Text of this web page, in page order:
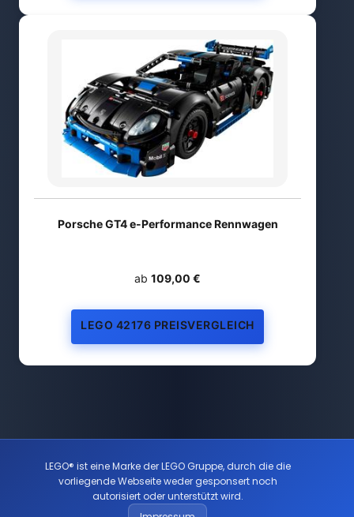
Porsche GT4 e-Performance Rennwagen
ab 109,00 €
LEGO 42176 PREISVERGLEICH
LEGO® ist eine Marke der LEGO Gruppe, durch die die
vorliegende Webseite weder gesponsert noch
autorisiert oder unterstützt wird.